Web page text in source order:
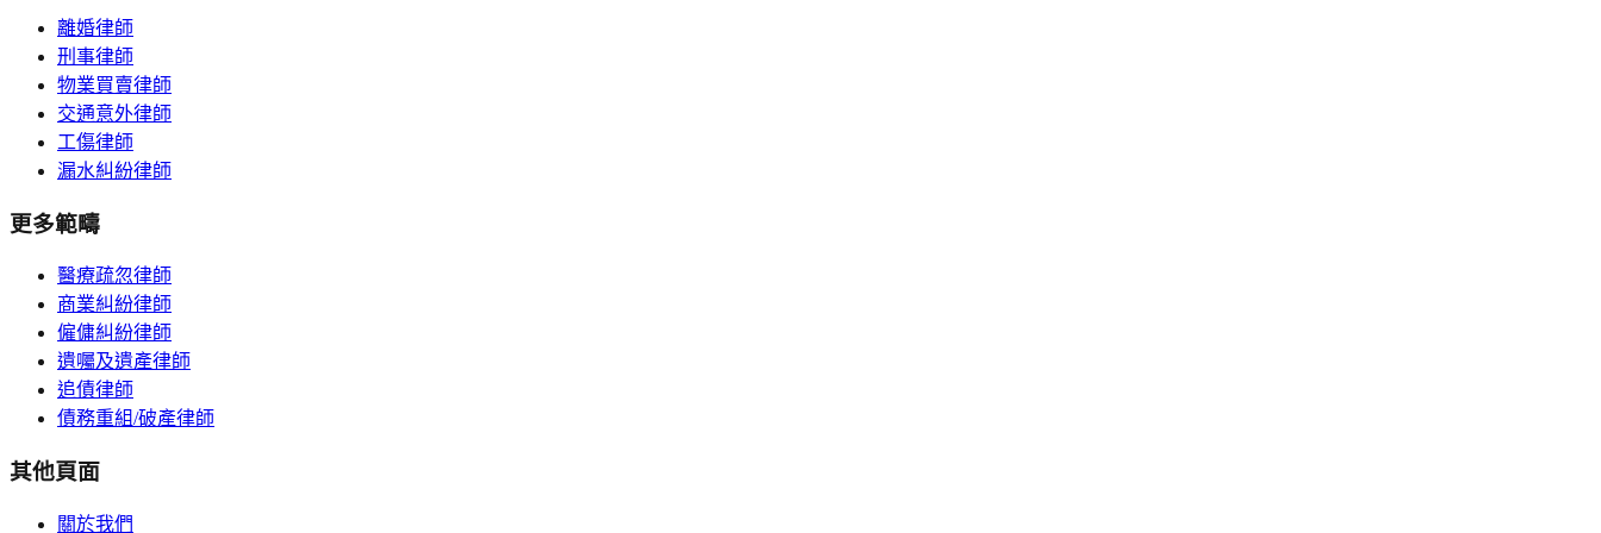
離婚律師
刑事律師
物業買賣律師
交通意外律師
工傷律師
漏水糾紛律師
更多範疇
醫療疏忽律師
商業糾紛律師
僱傭糾紛律師
遺囑及遺產律師
追債律師
債務重組/破產律師
其他頁面
關於我們